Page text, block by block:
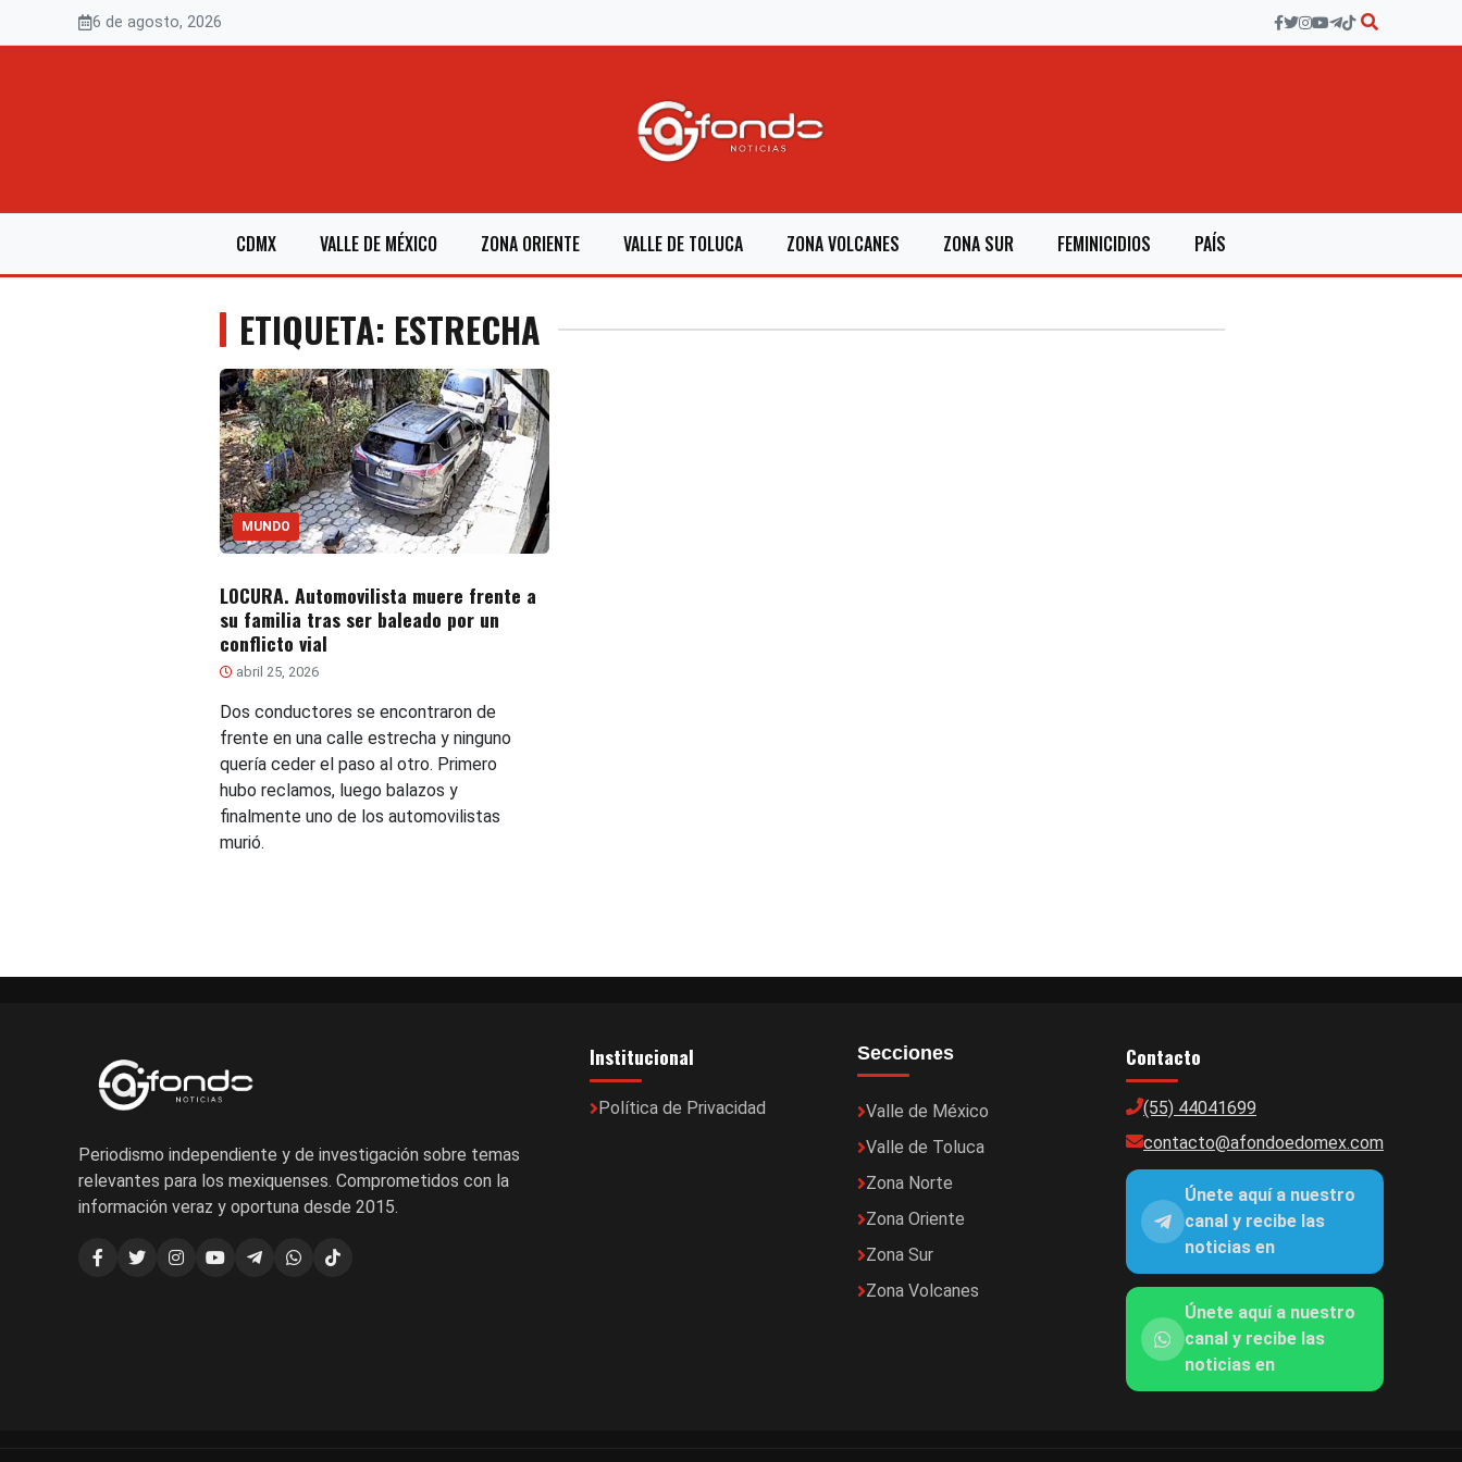
6 de agosto, 2026
CDMX VALLE DE MÉXICO ZONA ORIENTE VALLE DE TOLUCA ZONA VOLCANES ZONA SUR FEMINICIDIOS PAÍS
ETIQUETA: ESTRECHA
MUNDO
LOCURA. Automovilista muere frente a
su familia tras ser baleado por un
conflicto vial
abril 25, 2026
Dos conductores se encontraron de
frente en una calle estrecha y ninguno
quería ceder el paso al otro. Primero
hubo reclamos, luego balazos y
finalmente uno de los automovilistas
murió.
Periodismo independiente y de investigación sobre temas
relevantes para los mexiquenses. Comprometidos con la
información veraz y oportuna desde 2015.
Institucional
Política de Privacidad
Secciones
Valle de México
Valle de Toluca
Zona Norte
Zona Oriente
Zona Sur
Zona Volcanes
Contacto
(55) 44041699
contacto@afondoedomex.com
Únete aquí a nuestro
canal y recibe las
noticias en
Únete aquí a nuestro
canal y recibe las
noticias en